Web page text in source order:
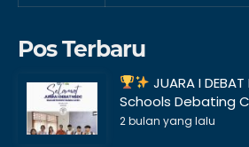
Pos Terbaru
JUARA I
Schools Debating
2 bulan yang lalu